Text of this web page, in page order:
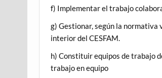
f) Implementar el trabajo
g) Gestionar, según la
interior del CESFAM.
h) Constituir equipos de trabajo
trabajo en equipo